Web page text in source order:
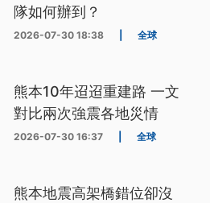
隊如何辦到？
2026-07-30 18:38 全球
熊本10年迢迢重建路 一文
對比兩次強震各地災情
2026-07-30 16:37 全球
熊本地震高架橋錯位卻沒